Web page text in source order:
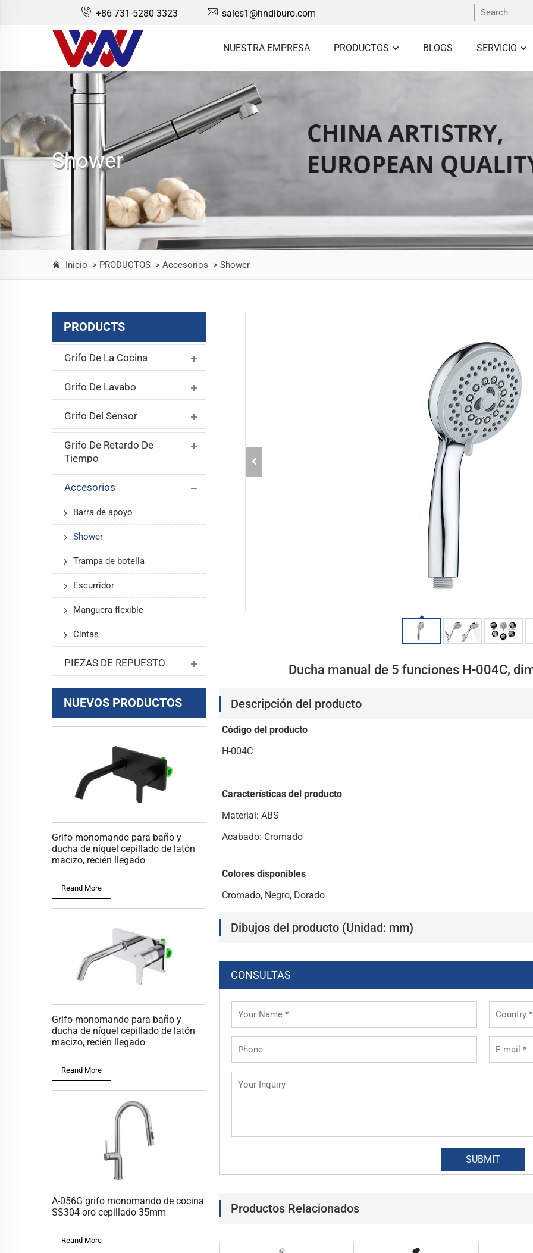
+86 731-5280 3323 sales1@hndiburo.com
NUESTRA EMPRESA PRODUCTOS BLOGS SERVICIO
Shower
Inicio > PRODUCTOS > Accesorios > Shower
PRODUCTS
Grifo De La Cocina
Grifo De Lavabo
Grifo Del Sensor
Grifo De Retardo De
Tiempo
Accesorios
Barra de apoyo
Shower
Trampa de botella
Escurridor
Manguera flexible
Cintas
PIEZAS DE REPUESTO
NUEVOS PRODUCTOS
Grifo monomando para baño y
ducha de níquel cepillado de latón
macizo, recién llegado
Reand More
Grifo monomando para baño y
ducha de níquel cepillado de latón
macizo, recién llegado
Reand More
A-056G grifo monomando de cocina
SS304 oro cepillado 35mm
Reand More
Ducha manual de 5 funciones H-004C,
Descripción del producto
Código del producto
H-004C
Características del producto
Material: ABS
Acabado: Cromado
Colores disponibles
Cromado, Negro, Dorado
Dibujos del producto (Unidad: mm)
CONSULTAS
Productos Relacionados